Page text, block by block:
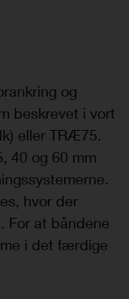
og
beskrevet i vort
eller TRÆ75.
40 og 60 mm
hvor der
at båndene
i det færdige